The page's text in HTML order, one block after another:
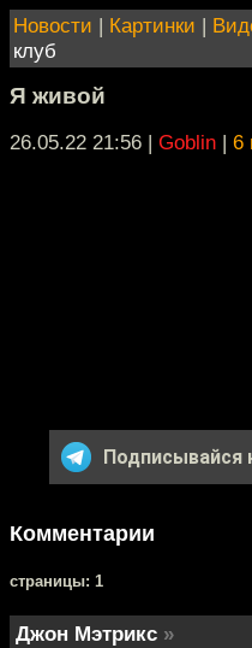
Новости | Картинки |
клуб
Я живой
26.05.22 21:56 | Goblin | 6
Подписывайся
Комментарии
cтраницы: 1
Джон Мэтрикс »